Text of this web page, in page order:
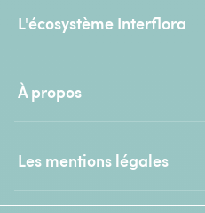
L'écosystème Interflora
À propos
Les mentions légales